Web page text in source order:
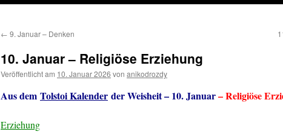
← 9. Januar – Denken
10. Januar – Religiöse Erziehung
Veröffentlicht am 10. Januar 2026 von anikodrozdy
Aus dem Tolstoi Kalender der Weisheit – 10. Januar– Religiöse
Erziehung